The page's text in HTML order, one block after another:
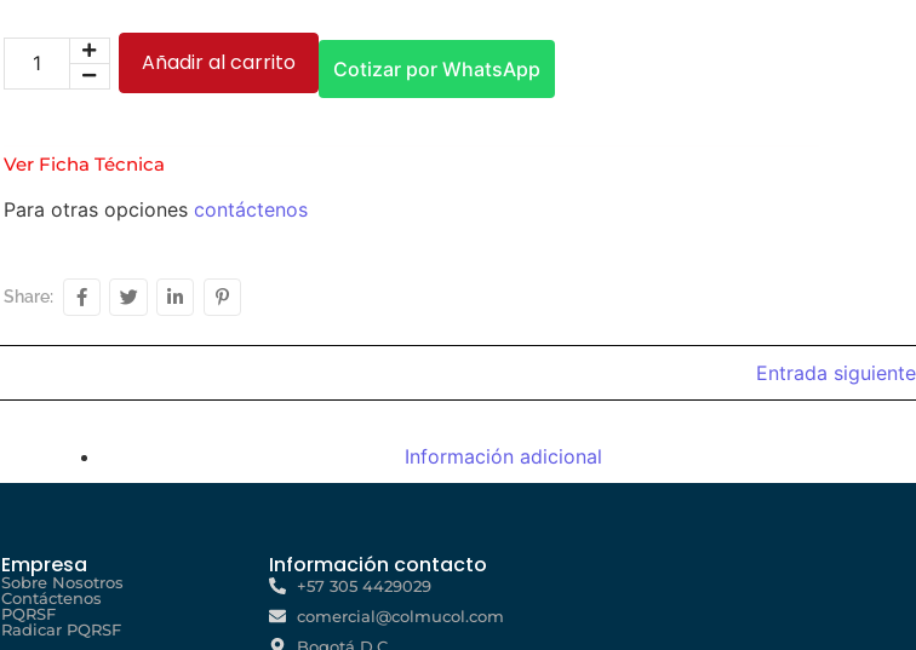
Añadir al carrito Cotizar por WhatsApp
Ver Ficha Técnica
Para otras opciones contáctenos
Share:
Entrada siguiente
Información adicional
Empresa
Sobre Nosotros
Contáctenos
PQRSF
Radicar PQRSF
Información contacto
+57 305 4429029
comercial@colmucol.com
Bogotá D.C